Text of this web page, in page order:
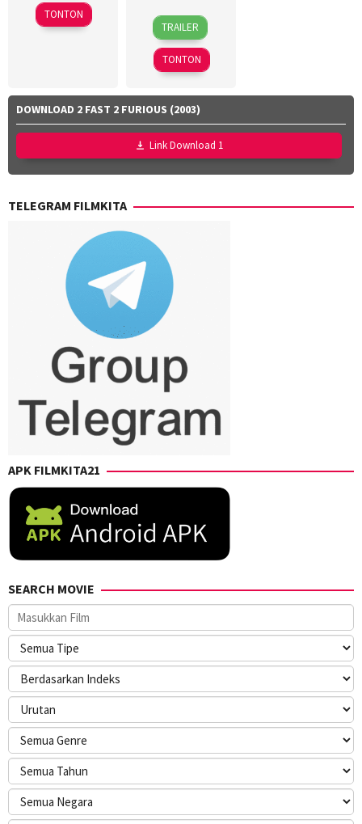
2024
TONTON
18
Mar
2026
Azhar
Kinoi
Lubis,
Hollynov
Mutia
Effendi,
Nurul
Ravika
TRAILER
TONTON
DOWNLOAD 2 FAST 2 FURIOUS (2003)
Link Download 1
TELEGRAM FILMKITA
APK FILMKITA21
SEARCH MOVIE